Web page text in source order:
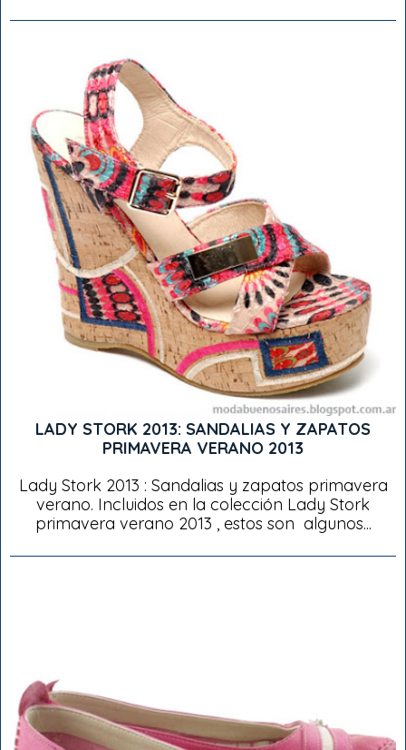
LADY STORK 2013: SANDALIAS Y ZAPATOS
PRIMAVERA VERANO 2013
Lady Stork 2013 : Sandalias y zapatos primavera
verano. Incluidos en la colección Lady Stork
primavera verano 2013 , estos son algunos...